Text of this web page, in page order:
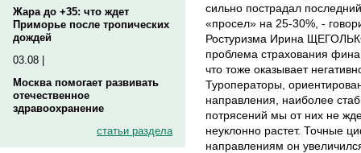
Жара до +35: что ждет
Приморье после тропических
дождей
03.08 |
Москва помогает развивать
отечественное
здравоохранение
статьи раздела
сильно пострадал
«просел» на 25-30%, -
Ростуризма Ирина
проблема страхования
что тоже оказывает
Туроператоры,
направления, наиболее
потрясений мы от них не
неуклонно растет. Точные
направлениям он